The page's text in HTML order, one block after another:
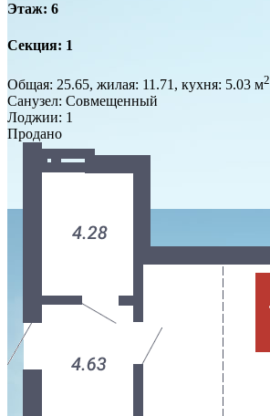
Этаж: 6
Секция: 1
Общая: 25.65, жилая: 11.71, кухня: 5.03 м2
Санузел: Совмещенный
Лоджии: 1
Продано